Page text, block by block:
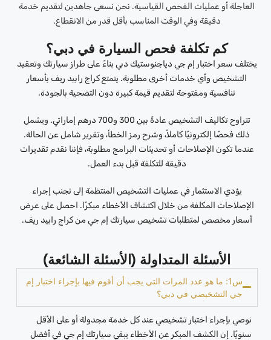
العاجلة أو عمليات الفحص القياسية. نحن نسعى جاهدين لتقديم خدمة
دقيقة وفي الوقت المناسب بأقل قدر من الانقطاع.
كم تكلفة فحص السيارة في دبي؟
يختلف سعر اختبار إم جي دياجنوستيك دبي بناءً على طراز سيارتك وتعقيد
التشخيص وأي خدمات أخرى مطلوبة. يتمتع كراج رابيد ريف بأسعار
تنافسية ومفتوحة لتقديم قيمة كبيرة دون التضحية بالجودة.
تتراوح تكاليف التشخيص عادةً بين 300 و700 درهم إماراتي. ويشمل
ذلك فحصًا إلكترونيًا كاملاً، وشرح رمز الخطأ، وتقرير شامل عن الحالة.
عندما تكون الإصلاحات أو تحديثات البرامج مطلوبة، فإننا نقدم تقديرات
دقيقة للتكلفة قبل بدء العمل.
يؤدي الاستثمار في عمليات التشخيص المنتظمة إلى تجنب إجراء
الإصلاحات المكلفة من خلال اكتشاف الأخطاء مبكرًا. احصل على عرض
أسعار مخصص لمتطلبات تشخيص سيارتك إم جي من كراج رابيد ريف.
الأسئلة المتداولة (الأسئلة الشائعة)
س1: ما هو عدد المرات التي يجب أن أقوم فيها بإجراء اختبار إم
جي التشخيصي في دبي؟
نوصي بإجراء اختبار تشخيصي عند كل خدمة مجدولة أو على الأقل
سنويًا. إن الكشف المبكر عن الأخطاء يبقي سيارتك إم جي في أفضل